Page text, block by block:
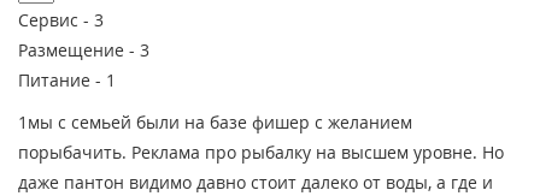
Сервис - 3
Размещение - 3
Питание - 1
1мы с семьей были на базе фишер с желанием
порыбачить. Реклама про рыбалку на высшем уровне. Но
даже пантон видимо давно стоит далеко от воды, а где и